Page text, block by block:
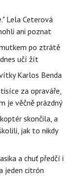
Lela Ceterová
ani poznat
po ztrátě
učí žít
Karlos Benda
za opraváře,
je věčně prázdný
skončila, a
jak to nikdy
a chuť předčí i
jeden citrón